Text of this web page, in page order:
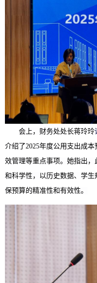
会上，财务处处长蒋玲玲
介绍了2025年度公用支出成
效管理等重点事项。她指出
和科学性，以历史数据、学
保预算的精准性和有效性。